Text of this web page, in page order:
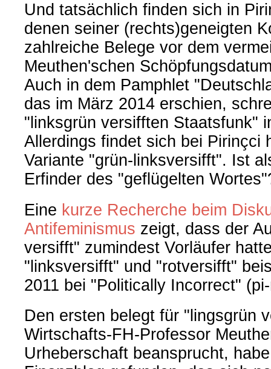
Und tatsächlich finden sich in
denen seiner (rechts)geneigten
zahlreiche Belege vor dem
Meuthen'schen
Auch in dem Pamphlet
das im März 2014 erschien,
"linksgrün versifften Staatsfunk"
Allerdings findet sich bei Pirinçci
Variante "grün-linksversifft". Ist
Erfinder des "geflügelten
Eine kurze Recherche beim
Antifeminismus zeigt, dass der
versifft" zumindest Vorläufer
"linksversifft" und "rotversifft"
2011 bei "Politically Incorrect"
Den ersten belegt für "lingsgrün
Wirtschafts-FH-Professor
Urheberschaft beansprucht,